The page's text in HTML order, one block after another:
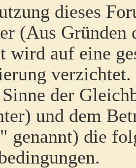
dieses
(Aus Gründen
wird auf eine
der
und dem
genannt) die